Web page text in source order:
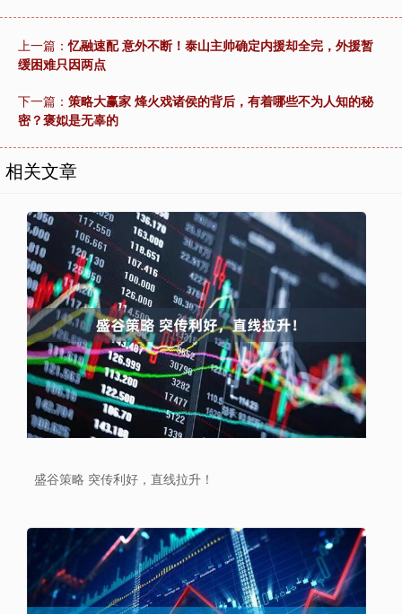
上一篇：忆融速配 意外不断！泰山主帅确定内援却全完，外援暂
缓困难只因两点
下一篇： 策略大赢家 烽火戏诸侯的背后，有着哪些不为人知的秘
密？褒姒是无辜的
相关文章
盛谷策略 突传利好，直线拉升！